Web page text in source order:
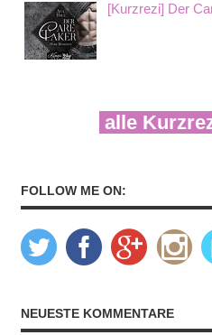
[Kurzrezi] Der
alle
FOLLOW ME ON:
NEUESTE KOMMENTARE